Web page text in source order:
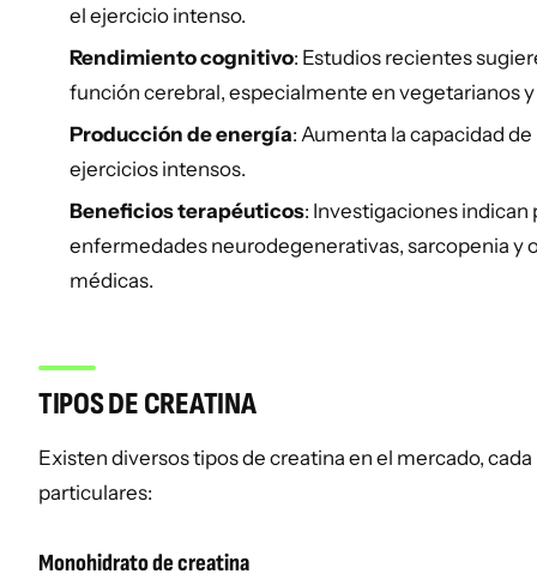
el ejercicio intenso.
Rendimiento cognitivo: Estudios recientes
función cerebral, especialmente en vegetarianos
Producción de energía: Aumenta la capacidad
ejercicios intensos.
Beneficios terapéuticos: Investigaciones
enfermedades neurodegenerativas, sarcopenia y
médicas.
TIPOS DE CREATINA
Existen diversos tipos de creatina en el mercado,
particulares:
Monohidrato de creatina